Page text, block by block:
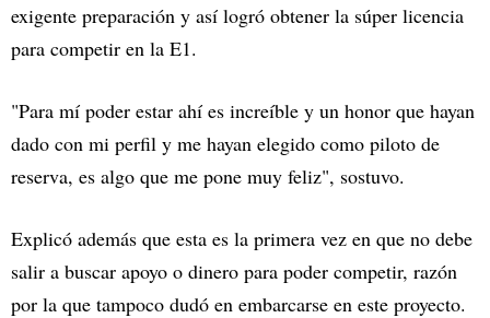
exigente preparación y así logró obtener la súper licencia
para competir en la E1.
"Para mí poder estar ahí es increíble y un honor que hayan
dado con mi perfil y me hayan elegido como piloto de
reserva, es algo que me pone muy feliz", sostuvo.
Explicó además que esta es la primera vez en que no debe
salir a buscar apoyo o dinero para poder competir, razón
por la que tampoco dudó en embarcarse en este proyecto.